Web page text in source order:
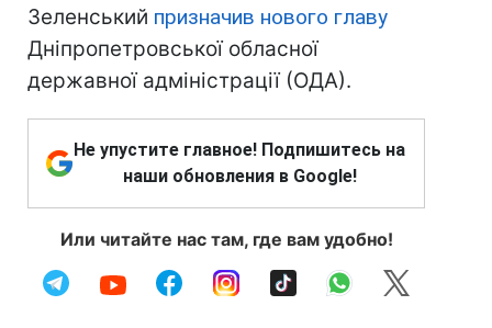
Зеленський призначив нового главу
Дніпропетровської обласної
державної адміністрації (ОДА).
Не упустите главное! Подпишитесь на
наши обновления в Google!
Или читайте нас там, где вам удобно!